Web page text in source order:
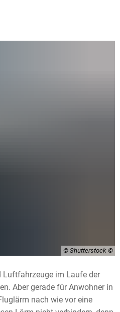
© Shutterstock
Luftfahrzeuge im Laufe der
Aber gerade für Anwohner in
nach wie vor eine